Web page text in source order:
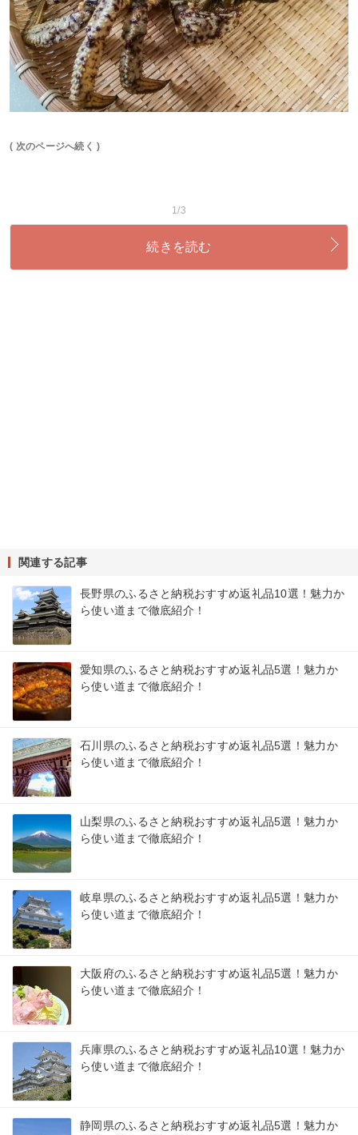
( 次のページへ続く )
1/3
続きを読む
関連する記事
長野県のふるさと納税おすすめ返礼品10選！魅力か
ら使い道まで徹底紹介！
愛知県のふるさと納税おすすめ返礼品5選！魅力か
ら使い道まで徹底紹介！
石川県のふるさと納税おすすめ返礼品5選！魅力か
ら使い道まで徹底紹介！
山梨県のふるさと納税おすすめ返礼品5選！魅力か
ら使い道まで徹底紹介！
岐阜県のふるさと納税おすすめ返礼品5選！魅力か
ら使い道まで徹底紹介！
大阪府のふるさと納税おすすめ返礼品5選！魅力か
ら使い道まで徹底紹介！
兵庫県のふるさと納税おすすめ返礼品10選！魅力か
ら使い道まで徹底紹介！
静岡県のふるさと納税おすすめ返礼品5選！魅力か